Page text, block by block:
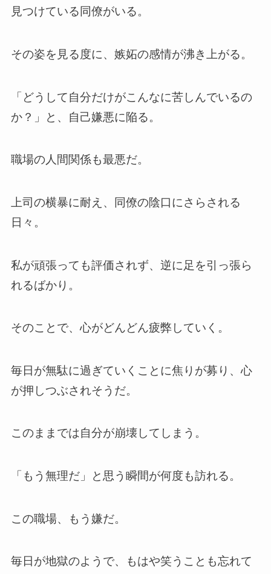
見つけている同僚がいる。
その姿を見る度に、嫉妬の感情が沸き上がる。
「どうして自分だけがこんなに苦しんでいるの
か？」と、自己嫌悪に陥る。
職場の人間関係も最悪だ。
上司の横暴に耐え、同僚の陰口にさらされる
日々。
私が頑張っても評価されず、逆に足を引っ張ら
れるばかり。
そのことで、心がどんどん疲弊していく。
毎日が無駄に過ぎていくことに焦りが募り、心
が押しつぶされそうだ。
このままでは自分が崩壊してしまう。
「もう無理だ」と思う瞬間が何度も訪れる。
この職場、もう嫌だ。
毎日が地獄のようで、もはや笑うことも忘れて